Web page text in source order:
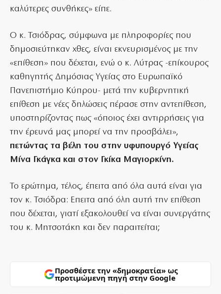
καλύτερες συνθήκες» είπε.
O κ. Τσιόδρας, σύμφωνα με πληροφορίες που
δημοσιεύτηκαν χθες, είναι εκνευρισμένος με την
«επίθεση» που δέχεται, ενώ ο κ. Λύτρας -επίκουρος
καθηγητής Δημόσιας Υγείας στο Ευρωπαϊκό
Πανεπιστήμιο Κύπρου- μετά την κυβερνητική
επίθεση με νέες δηλώσεις πέρασε στην αντεπίθεση,
υποστηρίζοντας πως «όποιος έχει αντιρρήσεις για
την έρευνά μας μπορεί να την προσβάλει»,
πετώντας τα βέλη του στην υφυπουργό Υγείας
Μίνα Γκάγκα και στον Γκίκα Μαγιορκίνη.
Το ερώτημα, τέλος, έπειτα από όλα αυτά είναι για
τον κ. Τσιόδρα: Επειτα από όλη αυτή την επίθεση
που δέχεται, γιατί εξακολουθεί να είναι συνεργάτης
του κ. Μητσοτάκη και δεν παραιτείται;
Προσθέστε την «δημοκρατία» ως
προτιμώμενη πηγή στην Google